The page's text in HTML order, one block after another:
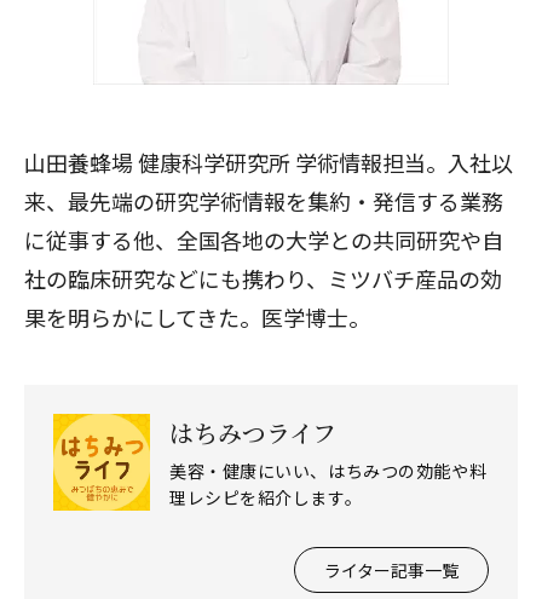
山田養蜂場 健康科学研究所 学術情報担当。入社以
来、最先端の研究学術情報を集約・発信する業務
に従事する他、全国各地の大学との共同研究や自
社の臨床研究などにも携わり、ミツバチ産品の効
果を明らかにしてきた。医学博士。
はちみつライフ
美容・健康にいい、はちみつの効能や料
理レシピを紹介します。
ライター記事一覧